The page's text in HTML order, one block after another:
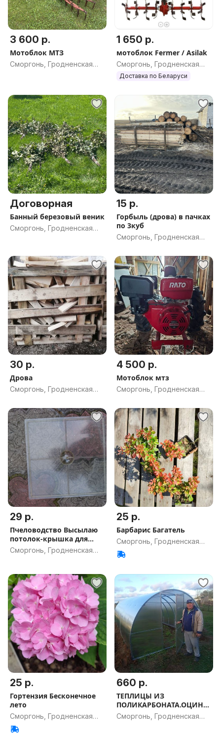
3 600 р.
Мотоблок МТЗ
Сморгонь, Гродненская
1 650 р.
мотоблок Fermer / Asilak
Сморгонь, Гродненская
обл.
Доставка по Беларуси
Договорная
Банный березовый веник
Сморгонь, Гродненская
15 р.
Горбыль (дрова) в пачках
по 3куб
Сморгонь, Гродненская
30 р.
Дрова
Сморгонь, Гродненская
4 500 р.
Мотоблок мтз
Сморгонь, Гродненская
29 р.
Пчеловодство Высылаю
потолок-крышка для
улья
Сморгонь, Гродненская
25 р.
Барбарис Багатель
Сморгонь, Гродненская
обл.
25 р.
Гортензия Бесконечное
лето
Сморгонь, Гродненская
обл.
660 р.
ТЕПЛИЦЫ ИЗ
ПОЛИКАРБОНАТА.ОЦИНК
ОВАННЫЕ ДУГИ 40Х20
ИЛИ 20Х20
Сморгонь, Гродненская